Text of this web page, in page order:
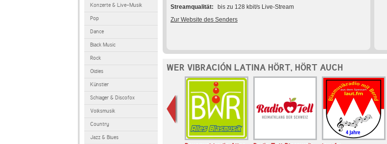
Konzerte & Live-Musik
Pop
Dance
Black Music
Rock
Oldies
Künstler
Schlager & Discofox
Volksmusik
Country
Jazz & Blues
Streamqualität
bis zu 128 kbit/s Live-Stream
Zur Website des Senders
WER VIBRACIÓN LATINA HÖRT, HÖRT AUCH